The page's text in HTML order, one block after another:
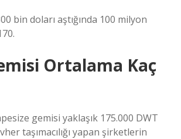
bin doları aştığında 100 milyon
Ortalama Kaç
gemisi yaklaşık 175.000 DWT
taşımacılığı yapan şirketlerin